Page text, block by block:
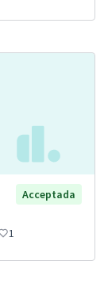
Acceptada
1